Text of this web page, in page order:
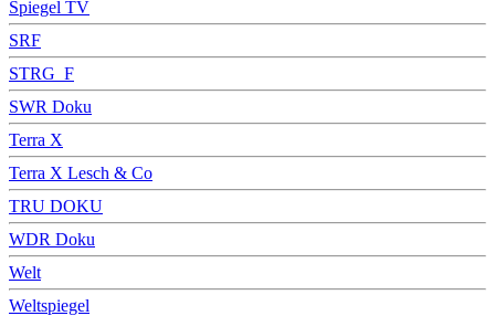
Spiegel TV
SRF
STRG_F
SWR Doku
Terra X
Terra X Lesch & Co
TRU DOKU
WDR Doku
Welt
Weltspiegel